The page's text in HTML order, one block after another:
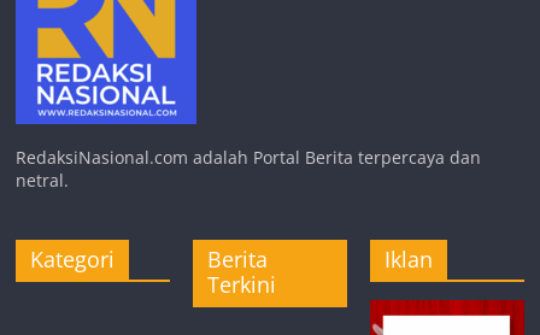
RedaksiNasional.com adalah Portal Berita terpercaya dan
netral.
Kategori
Berita
Terkini
Iklan